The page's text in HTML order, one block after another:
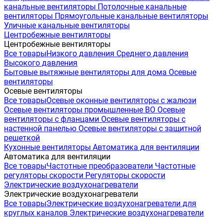
канальные вентиляторы Потолочные канальные
вентиляторы Прямоугольные канальные вентиляторы
Уличные канальные вентиляторы
Центробежные вентиляторы
Центробежные вентиляторы
Все товарыНизкого давления Среднего давления
Высокого давления
Бытовые вытяжные вентиляторы для дома Осевые
вентиляторы
Осевые вентиляторы
Все товарыОсевые оконные вентиляторы с жалюзи
Осевые вентиляторы промышленные ВО Осевые
вентиляторы с фланцами Осевые вентиляторы с
настенной панелью Осевые вентиляторы с защитной
решеткой
Кухонные вентиляторы Автоматика для вентиляции
Автоматика для вентиляции
Все товарыЧастотные преобразователи Частотные
регуляторы скорости Регуляторы скорости
Электрические воздухонагреватели
Электрические воздухонагреватели
Все товарыЭлектрические воздухонагреватели для
круглых каналов Электрические воздухонагреватели